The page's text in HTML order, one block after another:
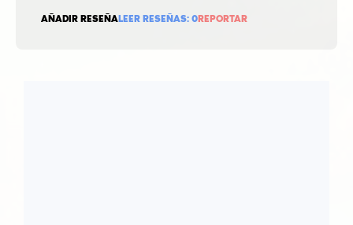
AÑADIR RESEÑALEER RESEÑAS: 0REPORTAR